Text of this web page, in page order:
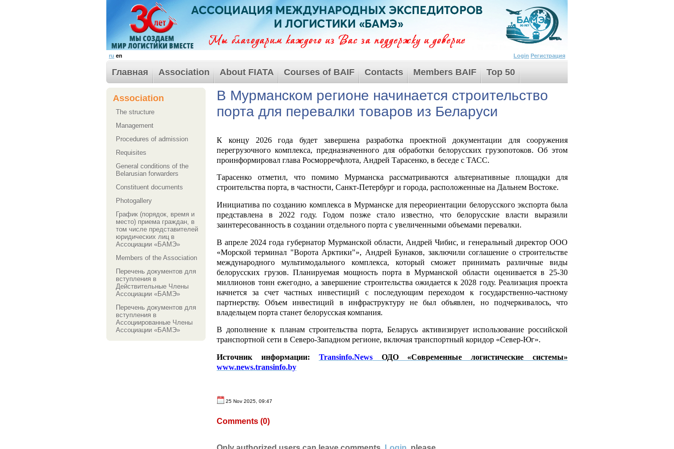
ru en Login Регистрация
Главная Association About FIATA Courses of BAIF Contacts Members BAIF Top 50
Association
The structure
Management
Procedures of admission
Requisites
General conditions of the
Belarusian forwarders
Сonstituent documents
Photogallery
График (порядок, время и
место) приема граждан, в
том числе представителей
юридических лиц в
Ассоциации «БАМЭ»
Members of the Association
Перечень документов для
вступления в
Действительные Члены
Ассоциации «БАМЭ»
Перечень документов для
вступления в
Ассоциированные Члены
Ассоциации «БАМЭ»
В Мурманском регионе начинается строительство
порта для перевалки товаров из Беларуси
К концу 2026 года будет завершена разработка проектной документации для сооружения
перегрузочного комплекса, предназначенного для обработки белорусских грузопотоков. Об этом
проинформировал глава Росморречфлота, Андрей Тарасенко, в беседе с ТАСС.
Тарасенко отметил, что помимо Мурманска рассматриваются альтернативные площадки для
строительства порта, в частности, Санкт-Петербург и города, расположенные на Дальнем Востоке.
Инициатива по созданию комплекса в Мурманске для переориентации белорусского экспорта была
представлена в 2022 году. Годом позже стало известно, что белорусские власти выразили
заинтересованность в создании отдельного порта с увеличенными объемами перевалки.
В апреле 2024 года губернатор Мурманской области, Андрей Чибис, и генеральный директор ООО
«Морской терминал "Ворота Арктики"», Андрей Бунаков, заключили соглашение о строительстве
международного мультимодального комплекса, который сможет принимать различные виды
белорусских грузов. Планируемая мощность порта в Мурманской области оценивается в 25-30
миллионов тонн ежегодно, а завершение строительства ожидается к 2028 году. Реализация проекта
начнется за счет частных инвестиций с последующим переходом к государственно-частному
партнерству. Объем инвестиций в инфраструктуру не был объявлен, но подчеркивалось, что
владельцем порта станет белорусская компания.
В дополнение к планам строительства порта, Беларусь активизирует использование российской
транспортной сети в Северо-Западном регионе, включая транспортный коридор «Север-Юг».
Источник информации: Transinfo.News
ОДО «Современные логистические системы»
www.news.transinfo.by
25 Nov 2025, 09:47
Comments (0)